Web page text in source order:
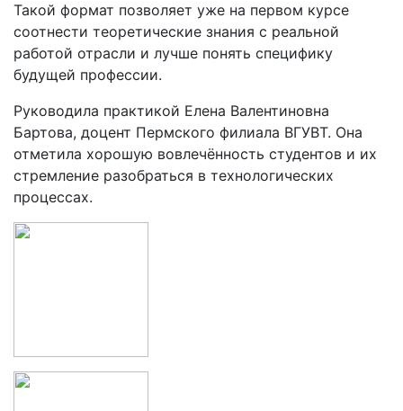
Такой формат позволяет уже на первом курсе
соотнести теоретические знания с реальной
работой отрасли и лучше понять специфику
будущей профессии.
Руководила практикой Елена Валентиновна
Бартова, доцент Пермского филиала ВГУВТ. Она
отметила хорошую вовлечённость студентов и их
стремление разобраться в технологических
процессах.